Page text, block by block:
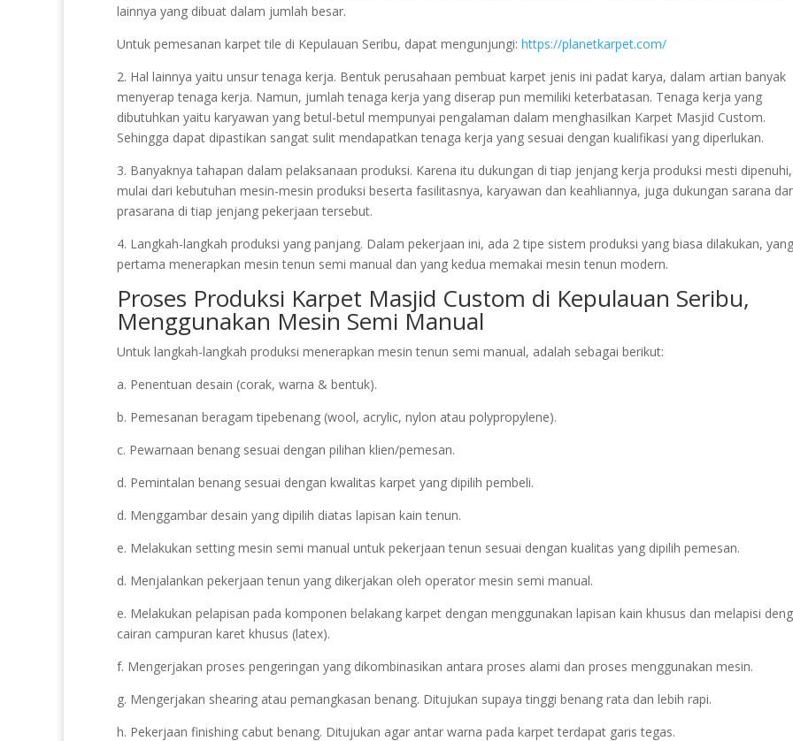
lainnya yang dibuat dalam jumlah besar.
Untuk pemesanan karpet tile di Kepulauan Seribu, dapat mengunjungi: https://planetkarpet.com/
2. Hal lainnya yaitu unsur tenaga kerja. Bentuk perusahaan pembuat karpet jenis ini padat karya, dalam artian banyak
menyerap tenaga kerja. Namun, jumlah tenaga kerja yang diserap pun memiliki keterbatasan. Tenaga kerja yang
dibutuhkan yaitu karyawan yang betul-betul mempunyai pengalaman dalam menghasilkan Karpet Masjid Custom.
Sehingga dapat dipastikan sangat sulit mendapatkan tenaga kerja yang sesuai dengan kualifikasi yang diperlukan.
3. Banyaknya tahapan dalam pelaksanaan produksi. Karena itu dukungan di tiap jenjang kerja produksi mesti dipenuhi,
mulai dari kebutuhan mesin-mesin produksi beserta fasilitasnya, karyawan dan keahliannya, juga dukungan sarana
prasarana di tiap jenjang pekerjaan tersebut.
4. Langkah-langkah produksi yang panjang. Dalam pekerjaan ini, ada 2 tipe sistem produksi yang biasa dilakukan, yang
pertama menerapkan mesin tenun semi manual dan yang kedua memakai mesin tenun modern.
Proses Produksi Karpet Masjid Custom di Kepulauan Seribu,
Menggunakan Mesin Semi Manual
Untuk langkah-langkah produksi menerapkan mesin tenun semi manual, adalah sebagai berikut:
a. Penentuan desain (corak, warna & bentuk).
b. Pemesanan beragam tipebenang (wool, acrylic, nylon atau polypropylene).
c. Pewarnaan benang sesuai dengan pilihan klien/pemesan.
d. Pemintalan benang sesuai dengan kwalitas karpet yang dipilih pembeli.
d. Menggambar desain yang dipilih diatas lapisan kain tenun.
e. Melakukan setting mesin semi manual untuk pekerjaan tenun sesuai dengan kualitas yang dipilih pemesan.
d. Menjalankan pekerjaan tenun yang dikerjakan oleh operator mesin semi manual.
e. Melakukan pelapisan pada komponen belakang karpet dengan menggunakan lapisan kain khusus dan melapisi
cairan campuran karet khusus (latex).
f. Mengerjakan proses pengeringan yang dikombinasikan antara proses alami dan proses menggunakan mesin.
g. Mengerjakan shearing atau pemangkasan benang. Ditujukan supaya tinggi benang rata dan lebih rapi.
h. Pekerjaan finishing cabut benang. Ditujukan agar antar warna pada karpet terdapat garis tegas.